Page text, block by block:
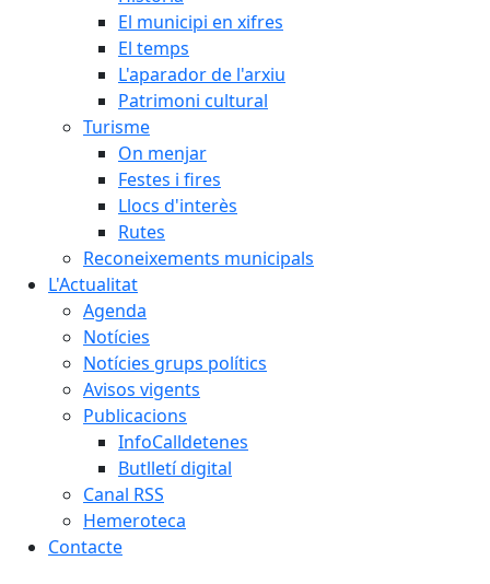
El municipi en xifres
El temps
L'aparador de l'arxiu
Patrimoni cultural
Turisme
On menjar
Festes i fires
Llocs d'interès
Rutes
Reconeixements municipals
L'Actualitat
Agenda
Notícies
Notícies grups polítics
Avisos vigents
Publicacions
InfoCalldetenes
Butlletí digital
Canal RSS
Hemeroteca
Contacte